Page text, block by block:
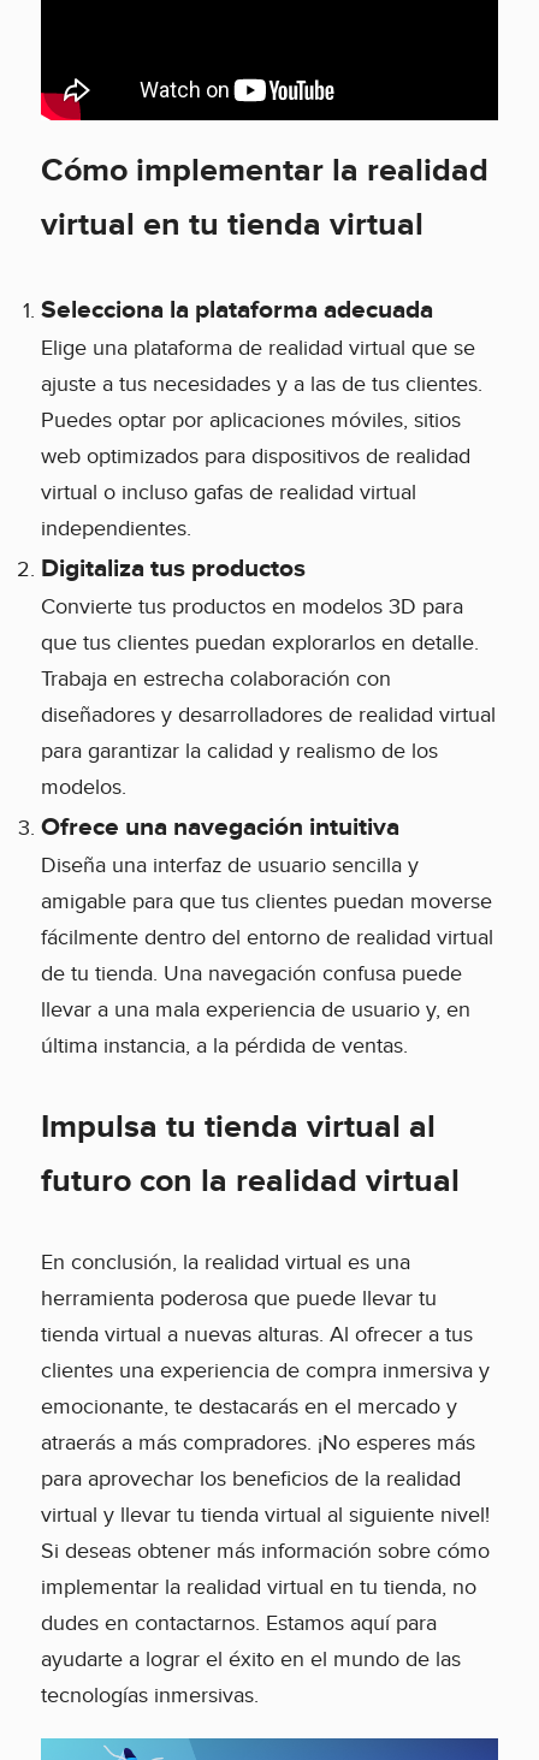
Cómo implementar la realidad
virtual en tu tienda virtual
Selecciona la plataforma adecuada
Elige una plataforma de realidad virtual que se
ajuste a tus necesidades y a las de tus clientes.
Puedes optar por aplicaciones móviles, sitios
web optimizados para dispositivos de realidad
virtual o incluso gafas de realidad virtual
independientes.
Digitaliza tus productos
Convierte tus productos en modelos 3D para
que tus clientes puedan explorarlos en detalle.
Trabaja en estrecha colaboración con
diseñadores y desarrolladores de realidad virtual
para garantizar la calidad y realismo de los
modelos.
Ofrece una navegación intuitiva
Diseña una interfaz de usuario sencilla y
amigable para que tus clientes puedan moverse
fácilmente dentro del entorno de realidad virtual
de tu tienda. Una navegación confusa puede
llevar a una mala experiencia de usuario y, en
última instancia, a la pérdida de ventas.
Impulsa tu tienda virtual al
futuro con la realidad virtual
En conclusión, la realidad virtual es una
herramienta poderosa que puede llevar tu
tienda virtual a nuevas alturas. Al ofrecer a tus
clientes una experiencia de compra inmersiva y
emocionante, te destacarás en el mercado y
atraerás a más compradores. ¡No esperes más
para aprovechar los beneficios de la realidad
virtual y llevar tu tienda virtual al siguiente nivel!
Si deseas obtener más información sobre cómo
implementar la realidad virtual en tu tienda, no
dudes en contactarnos. Estamos aquí para
ayudarte a lograr el éxito en el mundo de las
tecnologías inmersivas.